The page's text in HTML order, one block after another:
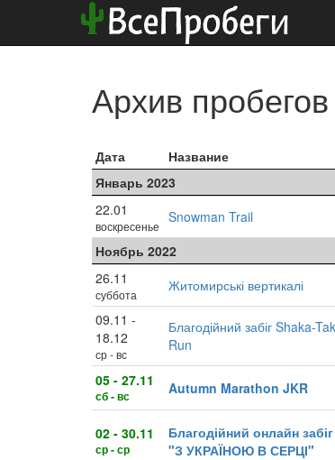
Архив пробегов
Дата Название
Январь 2023
22.01
воскресенье
Snowman Trail
Ноябрь 2022
26.11
суббота
Житомирські вертикалі
09.11 -
18.12
ср - вс
Благодійний забіг Shaka-
Run
05 - 27.11
сб - вс Autumn Marathon JKR
02 - 30.11
ср - ср
Благодійний онлайн забіг
"З УКРАЇНОЮ В СЕРЦІ"